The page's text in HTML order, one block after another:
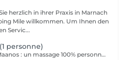
herzlich in ihrer Praxis in Marnach
Mile willkommen. Um Ihnen den
Servic...
personne)
Le Massage Sur Mesure Maanos : un massage 100% personnalisé en fonction de vos besoins et de vos envies !